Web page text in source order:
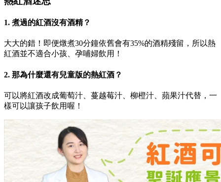
1. 煮過的紅酒沒有酒精？
大大的錯！即便燉煮30分鐘依舊會有35%的酒精殘留，所以熱
紅酒並不適合小孩、孕哺婦飲用！
2. 那為什麼還有兒童版的熱紅酒？
可以將紅酒改成葡萄汁、蔓越莓汁、柳橙汁、蘋果汁代替，一
樣可以讓孩子飲用喔！